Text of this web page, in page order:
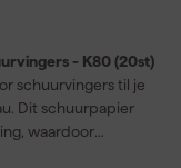
- K80 (20st)
schuurvingers til je
Dit schuurpapier
waardoor